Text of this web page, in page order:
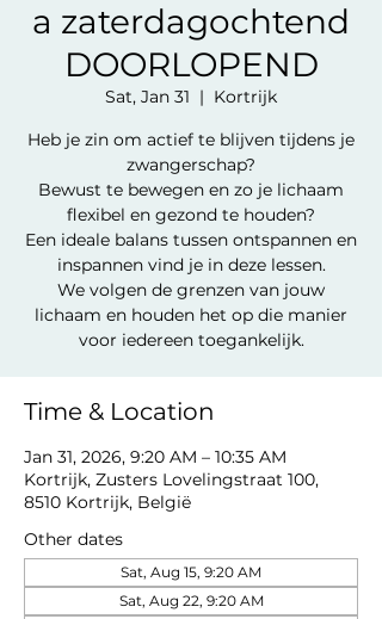
a zaterdagochtend
DOORLOPEND
Sat, Jan 31
  |
Kortrijk
Heb je zin om actief te blijven tijdens je
zwangerschap?
Bewust te bewegen en zo je lichaam
flexibel en gezond te houden?
Een ideale balans tussen ontspannen en
inspannen vind je in deze lessen.
We volgen de grenzen van jouw
lichaam en houden het op die manier
voor iedereen toegankelijk.
Time & Location
Jan 31, 2026, 9:20 AM – 10:35 AM
Kortrijk, Zusters Lovelingstraat 100,
8510 Kortrijk, België
Other dates
Sat, Aug 15, 9:20 AM
Sat, Aug 22, 9:20 AM